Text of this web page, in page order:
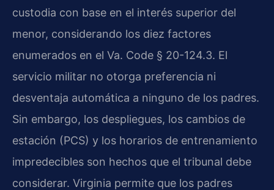
custodia con base en el interés superior del
menor, considerando los diez factores
enumerados en el Va. Code § 20-124.3. El
servicio militar no otorga preferencia ni
desventaja automática a ninguno de los padres.
Sin embargo, los despliegues, los cambios de
estación (PCS) y los horarios de entrenamiento
impredecibles son hechos que el tribunal debe
considerar. Virginia permite que los padres